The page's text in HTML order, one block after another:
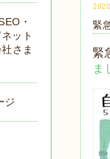
緊
緊
ま
・
ット
さま
ジ